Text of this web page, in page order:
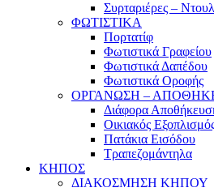
Συρταριέρες –
ΦΩΤΙΣΤΙΚΑ
Πορτατίφ
Φωτιστικά Γραφείου
Φωτιστικά Δαπέδου
Φωτιστικά Οροφής
ΟΡΓΑΝΩΣΗ –
Διάφορα
Οικιακός
Πατάκια Εισόδου
Τραπεζομάντηλα
ΚΗΠΟΣ
ΔΙΑΚΟΣΜΗΣΗ ΚΗΠΟΥ